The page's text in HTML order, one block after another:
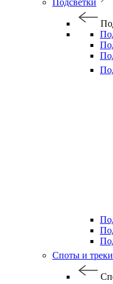
Подсветки
Споты и треки